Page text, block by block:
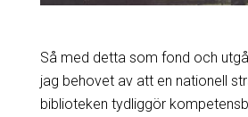
Så med detta som fond och
jag behovet av att en nationell
biblioteken tydliggör